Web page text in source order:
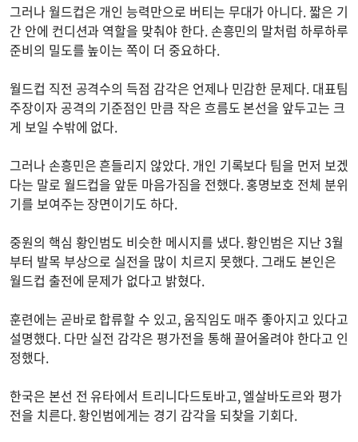
그러나 월드컵은 개인 능력만으로 버티는 무대가 아니다. 짧은 기
간 안에 컨디션과 역할을 맞춰야 한다. 손흥민의 말처럼 하루하루
준비의 밀도를 높이는 쪽이 더 중요하다.
월드컵 직전 공격수의 득점 감각은 언제나 민감한 문제다. 대표팀
주장이자 공격의 기준점인 만큼 작은 흐름도 본선을 앞두고는 크
게 보일 수밖에 없다.
그러나 손흥민은 흔들리지 않았다. 개인 기록보다 팀을 먼저 보겠
다는 말로 월드컵을 앞둔 마음가짐을 전했다. 홍명보호 전체 분위
기를 보여주는 장면이기도 하다.
중원의 핵심 황인범도 비슷한 메시지를 냈다. 황인범은 지난 3월
부터 발목 부상으로 실전을 많이 치르지 못했다. 그래도 본인은
월드컵 출전에 문제가 없다고 밝혔다.
훈련에는 곧바로 합류할 수 있고, 움직임도 매주 좋아지고 있다고
설명했다. 다만 실전 감각은 평가전을 통해 끌어올려야 한다고 인
정했다.
한국은 본선 전 유타에서 트리니다드토바고, 엘살바도르와 평가
전을 치른다. 황인범에게는 경기 감각을 되찾을 기회다.